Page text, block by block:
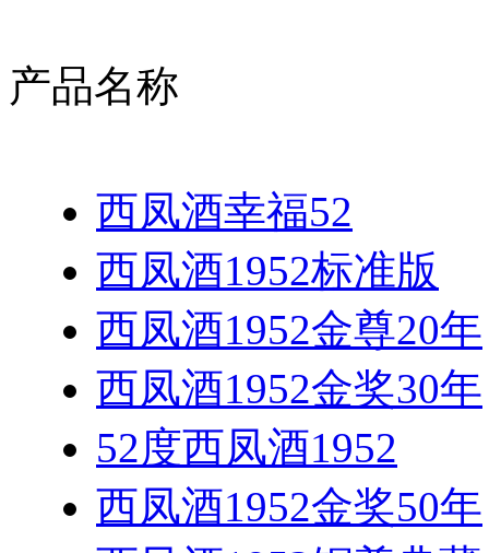
产品名称
西凤酒幸福52
西凤酒1952标准版
西凤酒1952金尊20年
西凤酒1952金奖30年
52度西凤酒1952
西凤酒1952金奖50年